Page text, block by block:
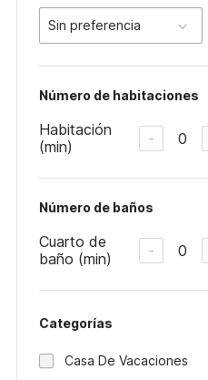
Sin preferencia
Número de habitaciones
Habitación
(min)
- 0
Número de baños
Cuarto de
baño (min)
- 0
Categorías
Casa De Vacaciones